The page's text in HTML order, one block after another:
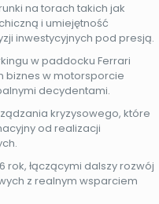
na torach takich jak
i umiejętność
inwestycyjnych pod presją.
w paddocku Ferrari
biznes w motorsporcie
decydentami.
kryzysowego, które
od realizacji
rok, łączącymi dalszy rozwój
z realnym wsparciem